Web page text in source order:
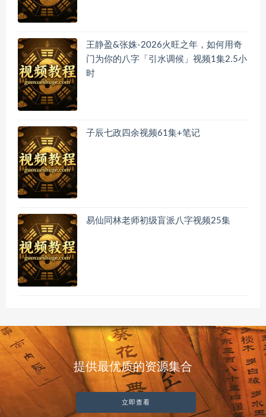
王静盈&张姝-2026火旺之年，如何用奇
门为你的八字「引水调候」视频1集2.5小
时
子辰七政四余视频61集+笔记
易仙同林老师初级盲派八字视频25集
提供最优质的资源集合
立即查看